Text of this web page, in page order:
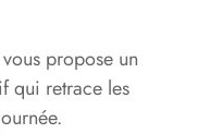
propose un
qui retrace les